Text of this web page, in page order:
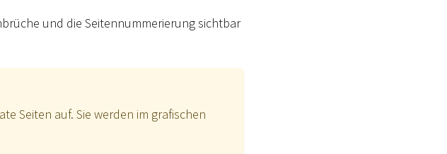
und die Seitennummerierung sichtbar
Seiten auf. Sie werden im grafischen